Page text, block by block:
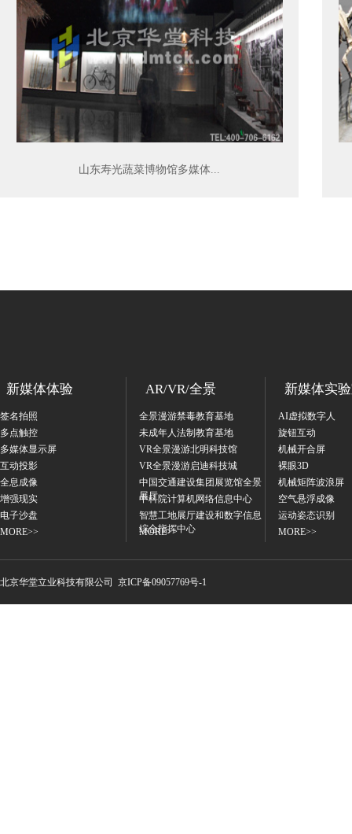
山东寿光蔬菜博物馆多媒体...
新媒体体验
签名拍照
多点触控
多媒体显示屏
互动投影
全息成像
增强现实
电子沙盘
MORE>>
AR/VR/全景
全景漫游禁毒教育基地
未成年人法制教育基地
VR全景漫游北明科技馆
VR全景漫游启迪科技城
中国交通建设集团展览馆全景
展厅
中科院计算机网络信息中心
智慧工地展厅建设和数字信息
综合指挥中心
MORE>>
新媒体实
AI虚拟数字人
旋钮互动
机械开合屏
裸眼3D
机械矩阵波浪屏
空气悬浮成像
运动姿态识别
MORE>>
北京华堂立业科技有限公司 京ICP备09057769号-1